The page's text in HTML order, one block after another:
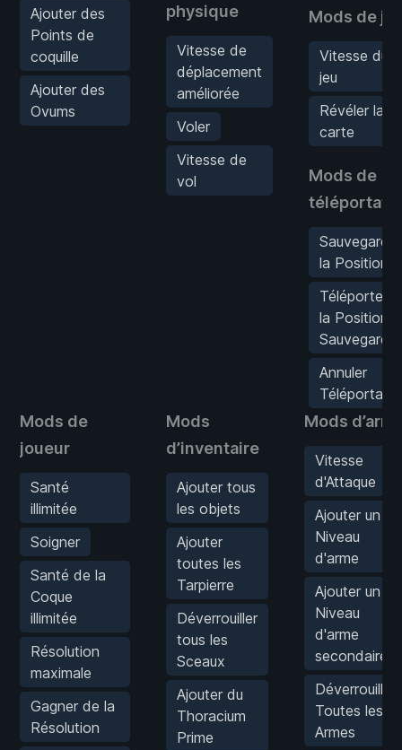
Ajouter des
Points de
coquille
Ajouter des
Ovums
physique
Vitesse de
déplacement
améliorée
Voler
Vitesse de
vol
Mods de
Vitesse du
jeu
Révéler la
carte
Mods de
Sauvegarder
la Position
Téléporter à
la Position
Annuler
Mods de
joueur
Santé
illimitée
Soigner
Santé de la
Coque
illimitée
Résolution
maximale
Gagner de la
Résolution
Mods
d’inventaire
Ajouter tous
les objets
Ajouter
toutes les
Tarpierre
Déverrouiller
tous les
Sceaux
Ajouter du
Thoracium
Prime
Mods
Vitesse
d'Attaque
Ajouter un
Niveau
d'arme
Ajouter un
Niveau
d'arme
secondaire
Déverrouiller
Toutes les
Armes